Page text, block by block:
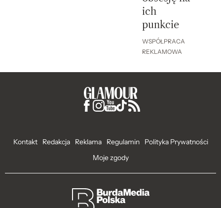
ich
punkcie
WSPÓŁPRACA
REKLAMOWA
Kontakt Redakcja Reklama Regulamin
Polityka Prywatności
Moje zgody